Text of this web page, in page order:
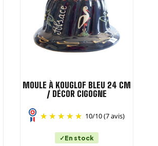
MOULE À KOUGLOF BLEU 24 CM
/ DÉCOR CIGOGNE
10/10(7 avis)
En stock